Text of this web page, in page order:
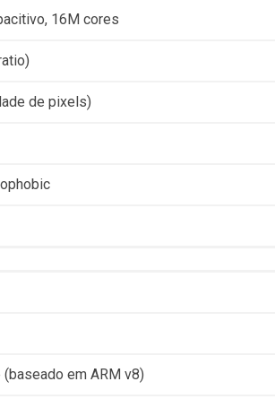
16M cores
de pixels)
em ARM v8)